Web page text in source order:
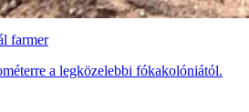
farmer
a legközelebbi fókakolóniától.